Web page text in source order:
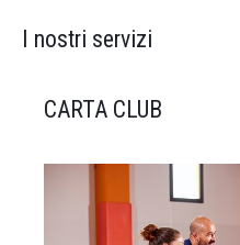
I nostri servizi
CARTA CLUB